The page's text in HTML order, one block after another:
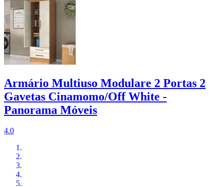
Armário Multiuso Modulare 2 Portas 2
Gavetas Cinamomo/Off White -
Panorama Móveis
4.0